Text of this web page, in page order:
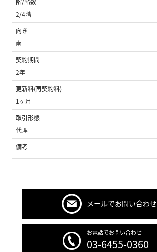
2/4階
向き
南
契約期間
2年
更新料(再契約料)
1ヶ月
取引形態
代理
備考
メールでお問い合わせ
お電話でお問い合わせ
03-6455-0360